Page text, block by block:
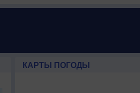
КАРТЫ ПОГОДЫ